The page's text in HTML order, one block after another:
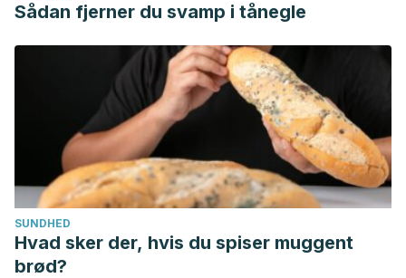
Sådan fjerner du svamp i tånegle
SUNDHED
Hvad sker der, hvis du spiser muggent
brød?